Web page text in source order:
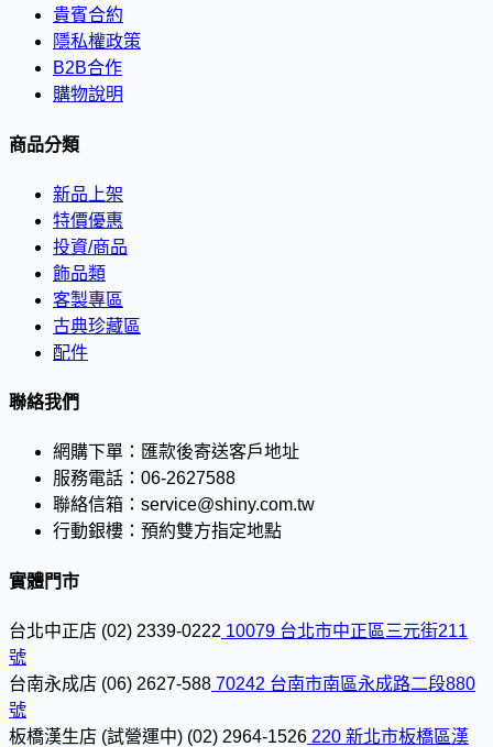
貴賓合約
隱私權政策
B2B合作
購物說明
商品分類
新品上架
特價優惠
投資/商品
飾品類
客製專區
古典珍藏區
配件
聯絡我們
網購下單： 匯款後寄送客戶地址
服務電話： 06-2627588
聯絡信箱： service@shiny.com.tw
行動銀樓： 預約雙方指定地點
實體門市
台北中正店 (02) 2339-0222 10079 台北市中正區三元街211
號
台南永成店 (06) 2627-588 70242 台南市南區永成路二段880
號
板橋漢生店 (試營運中) (02) 2964-1526 220 新北市板橋區漢